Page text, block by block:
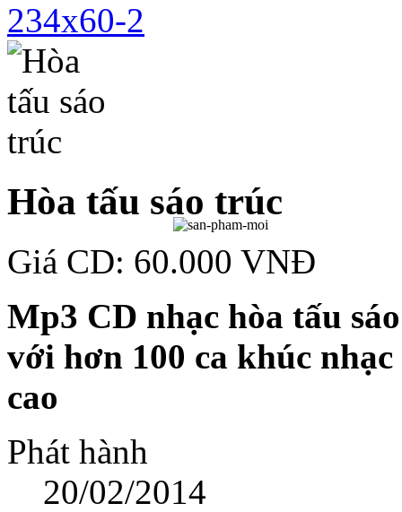
Hòa tấu sáo trúc
Giá CD: 60.000 VNĐ
Mp3 CD nhạc hòa tấu
với hơn 100 ca khúc
cao
Phát hành
20/02/2014